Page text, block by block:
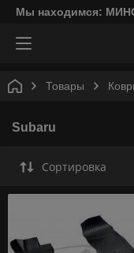
Мы находимся:
Товары
Subaru
Сортировка